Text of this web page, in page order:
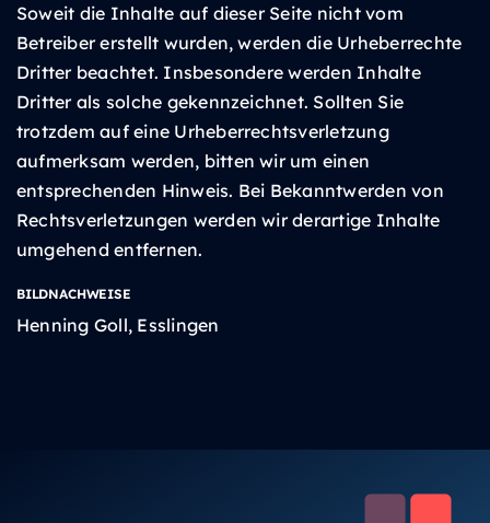
Soweit die Inhalte auf dieser Seite nicht vom
Betreiber erstellt wurden, werden die Urheberrechte
Dritter beachtet. Insbesondere werden Inhalte
Dritter als solche gekennzeichnet. Sollten Sie
trotzdem auf eine Urheberrechtsverletzung
aufmerksam werden, bitten wir um einen
entsprechenden Hinweis. Bei Bekanntwerden von
Rechtsverletzungen werden wir derartige Inhalte
umgehend entfernen.
BILDNACHWEISE
Henning Goll, Esslingen